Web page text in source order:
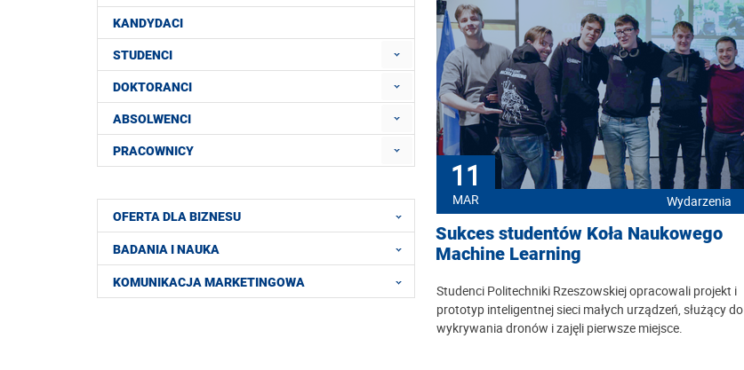
11
MAR Wydarzenia
Sukces studentów Koła Naukowego
Machine Learning
Studenci Politechniki Rzeszowskiej opracowali projekt i
prototyp inteligentnej sieci małych urządzeń, służący do
wykrywania dronów i zajęli pierwsze miejsce.
KANDYDACI
STUDENCI
DOKTORANCI
ABSOLWENCI
PRACOWNICY
OFERTA DLA BIZNESU
BADANIA I NAUKA
KOMUNIKACJA MARKETINGOWA